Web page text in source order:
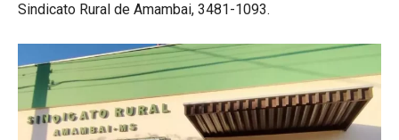
Sindicato Rural de Amambai, 3481-1093.